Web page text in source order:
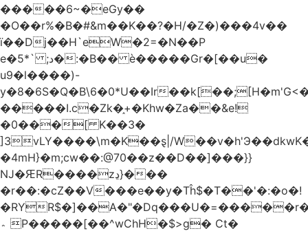
�����6~�eGy��
�O��r%�B�#&m��K��?�H/�Z�)���4v��
ї��Dj��H`eW�2=�N��P
e�5*` ;د�:�B�� è�����Gr�[��u�
u9�l����)-
y�8�6S�Q�B\6�0*U��Ir
�����I.c�Zk�֑+�Khw�Za��&e!
�0���[ K��3�
]3vLY����\m�K��ȿ|/
�4mH}�m;cw��:@70��z��D��]���}}
Ǌ�ԘR����zڍ}���
�r��:�cZ��V���e��y�Tĥ$�Τ��'�:�o�!
�RY
؞ P�����[��^wChH�$>g� Ct�